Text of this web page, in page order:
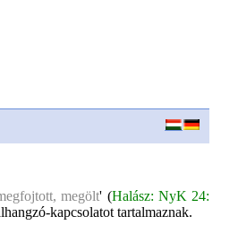
megölt' (Halász: NyK 24:
kapcsolatot tartalmaznak.